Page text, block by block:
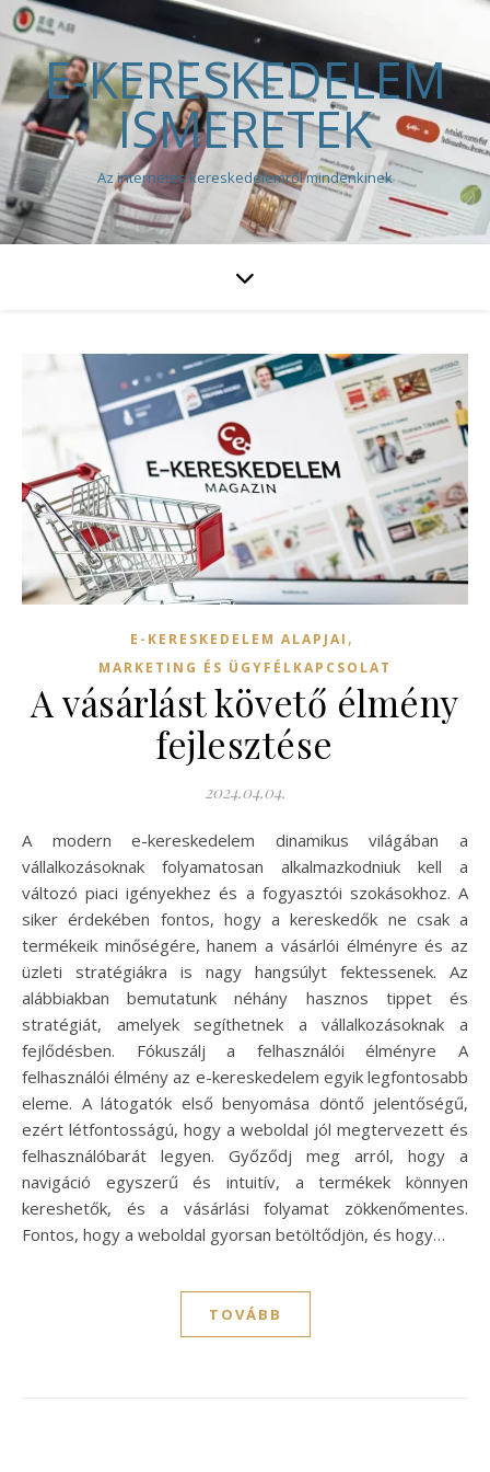
E-KERESKEDELEM
ISMERETEK
Az internetes kereskedelemről mindenkinek
E-KERESKEDELEM ALAPJAI ,
MARKETING ÉS ÜGYFÉLKAPCSOLAT
A vásárlást követő élmény
fejlesztése
2024.04.04.
A modern e-kereskedelem dinamikus világában a
vállalkozásoknak folyamatosan alkalmazkodniuk kell a
változó piaci igényekhez és a fogyasztói szokásokhoz. A
siker érdekében fontos, hogy a kereskedők ne csak a
termékeik minőségére, hanem a vásárlói élményre és az
üzleti stratégiákra is nagy hangsúlyt fektessenek. Az
alábbiakban bemutatunk néhány hasznos tippet és
stratégiát, amelyek segíthetnek a vállalkozásoknak a
fejlődésben. Fókuszálj a felhasználói élményre A
felhasználói élmény az e-kereskedelem egyik legfontosabb
eleme. A látogatók első benyomása döntő jelentőségű,
ezért létfontosságú, hogy a weboldal jól megtervezett és
felhasználóbarát legyen. Győződj meg arról, hogy a
navigáció egyszerű és intuitív, a termékek könnyen
kereshetők, és a vásárlási folyamat zökkenőmentes.
Fontos, hogy a weboldal gyorsan betöltődjön, és hogy…
TOVÁBB